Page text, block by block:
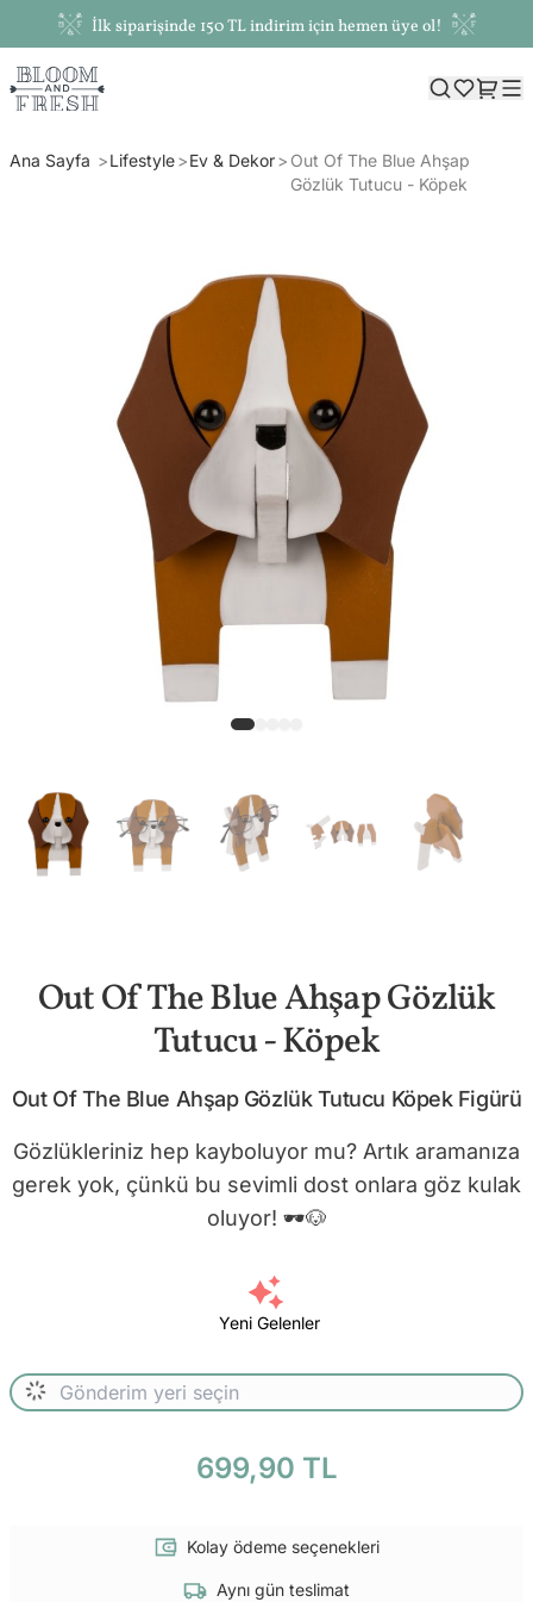
İlk siparişinde 150 TL indirim için hemen üye ol!
Ana Sayfa Lifestyle Ev & Dekor
Out Of The Blue Ahşap
Gözlük Tutucu - Köpek
Out Of The Blue Ahşap Gözlük
Tutucu - Köpek
Out Of The Blue Ahşap Gözlük Tutucu Köpek Figürü
Gözlükleriniz hep kayboluyor mu? Artık aramanıza
gerek yok, çünkü bu sevimli dost onlara göz kulak
oluyor! 🕶️🐶
Yeni Gelenler
699,90 TL
Kolay ödeme seçenekleri
Aynı gün teslimat